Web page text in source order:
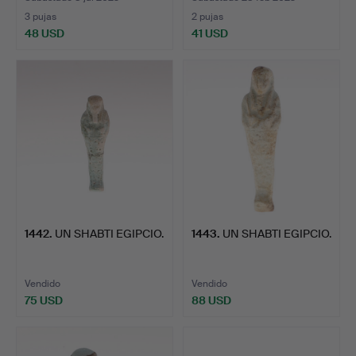
3 pujas
48 USD
2 pujas
41 USD
1442. UN SHABTI EGIPCIO.
Vendido
75 USD
1443. UN SHABTI EGIPCIO.
Vendido
88 USD